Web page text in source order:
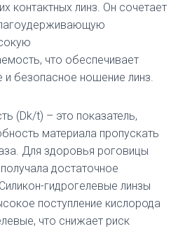
контактных линз. Он сочетает
что обеспечивает
безопасное ношение линз.
(Dk/t) – это показатель,
материала пропускать
Для здоровья роговицы
достаточное
гидрогелевые линзы
поступление кислорода
что снижает риск